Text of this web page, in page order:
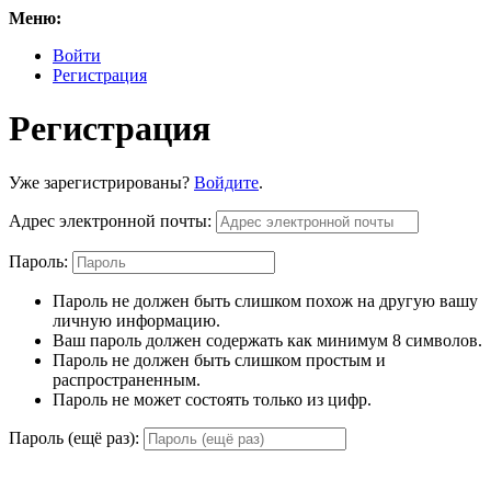
Меню:
Войти
Регистрация
Регистрация
Уже зарегистрированы? Войдите.
Адрес электронной почты:
Пароль:
Пароль не должен быть слишком похож на другую вашу
личную информацию.
Ваш пароль должен содержать как минимум 8 символов.
Пароль не должен быть слишком простым и
распространенным.
Пароль не может состоять только из цифр.
Пароль (ещё раз):